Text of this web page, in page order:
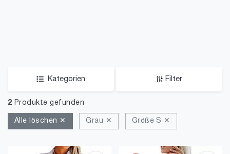
Kategorien Filter
2 Produkte gefunden
Alle löschen ✕ Grau ✕ Größe S ✕